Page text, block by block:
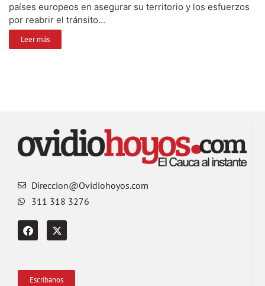
países europeos en asegurar su territorio y los esfuerzos
por reabrir el tránsito...
Leer más
Direccion@Ovidiohoyos.com
311 318 3276
Escríbanos